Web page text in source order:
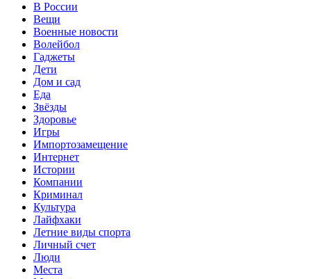
В России
Вещи
Военные новости
Волейбол
Гаджеты
Дети
Дом и сад
Еда
Звёзды
Здоровье
Игры
Импортозамещение
Интернет
Истории
Компании
Криминал
Культура
Лайфхаки
Летние виды спорта
Личный счет
Люди
Места